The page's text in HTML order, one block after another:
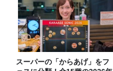
スーパーの「からあげ」をフ